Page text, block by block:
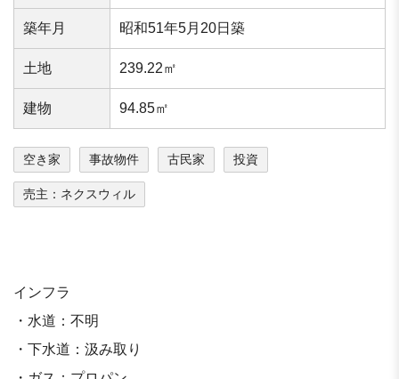
築年⽉ 昭和51年5月20日築
⼟地 239.22㎡
建物 94.85㎡
空き家 事故物件 古民家 投資
売主：ネクスウィル
インフラ
・水道：不明
・下水道：汲み取り